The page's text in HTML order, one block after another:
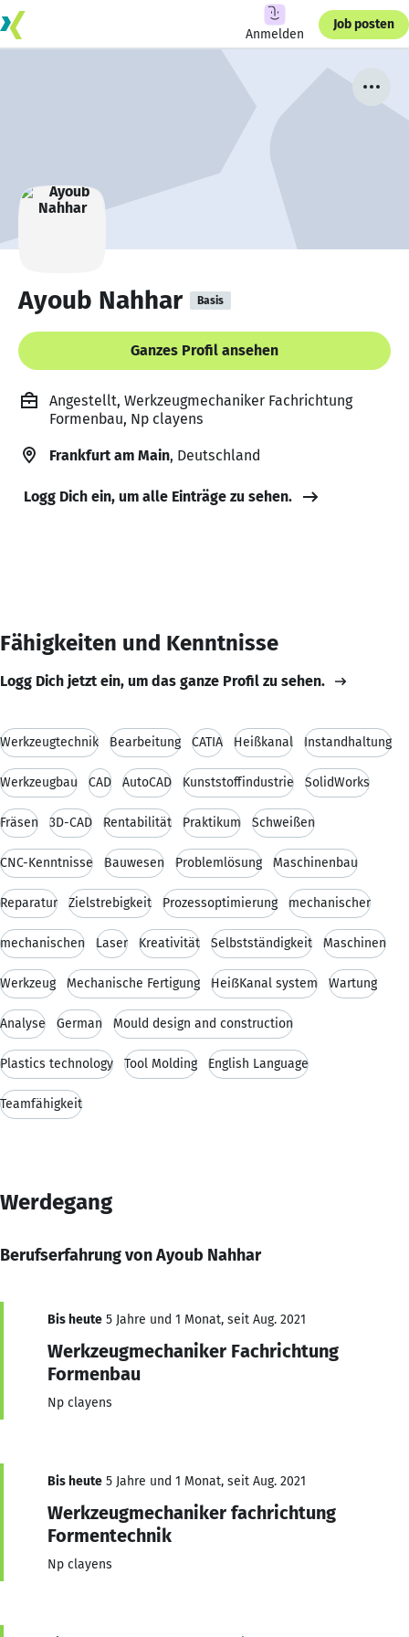
Anmelden
Job posten
Ayoub Nahhar Basis
Ganzes Profil ansehen
Angestellt, Werkzeugmechaniker Fachrichtung
Formenbau, Np clayens
Frankfurt am Main, Deutschland
Logg Dich ein, um alle Einträge zu sehen.
Fähigkeiten und Kenntnisse
Logg Dich jetzt ein, um das ganze Profil zu sehen.
Werkzeugtechnik Bearbeitung CATIA Heißkanal Instandhaltung
Werkzeugbau CAD AutoCAD Kunststoffindustrie SolidWorks
Fräsen 3D-CAD Rentabilität Praktikum Schweißen
CNC-Kenntnisse Bauwesen Problemlösung Maschinenbau
Reparatur Zielstrebigkeit Prozessoptimierung mechanischer
mechanischen Laser Kreativität Selbstständigkeit Maschinen
Werkzeug Mechanische Fertigung HeißKanal system Wartung
Analyse German Mould design and construction
Plastics technology Tool Molding English Language
Teamfähigkeit
Werdegang
Berufserfahrung von Ayoub Nahhar
Bis heute 5 Jahre und 1 Monat, seit Aug. 2021
Werkzeugmechaniker Fachrichtung
Formenbau
Np clayens
Bis heute 5 Jahre und 1 Monat, seit Aug. 2021
Werkzeugmechaniker fachrichtung
Formentechnik
Np clayens